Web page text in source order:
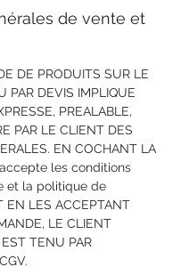
de vente et
DE PRODUITS SUR LE
PAR DEVIS IMPLIQUE
PREALABLE,
PAR LE CLIENT DES
EN COCHANT LA
les conditions
et la politique de
LES ACCEPTANT
LE CLIENT
EST TENU PAR